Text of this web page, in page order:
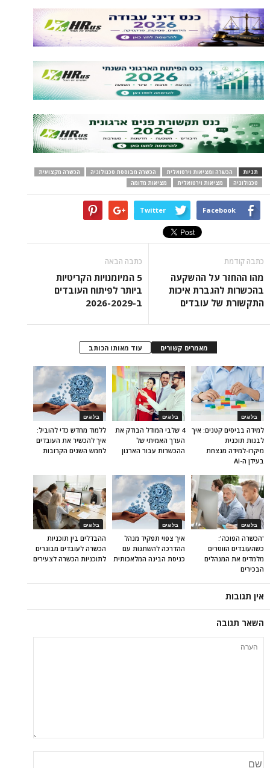
תגיות הכשרה ומציאות וירטואלית הכשרה מבוססת טכנולוגיה
הכשרה מקצועית
טכנולוגיה
מציאות וירטואלית מציאות מדומה
Facebook
Twitter
כתבה קודמת
מהו ההחזר על ההשקעה
בהכשרות להגברת איכות
התקשורת של עובדים
כתבה הבאה
5 המיומנויות הקריטיות
ביותר לפיתוח העובדים
ב-2026-2029
מאמרים קשורים עוד מאותו הכותב
בלוגים
ללמוד מחדש כדי להוביל:
איך להכשיר את העובדים
לחמש השנים הקרובות
בלוגים
4 שלבי המודל הבודק את
הערך האמיתי של
ההכשרות עבור הארגון
בלוגים
למידה בביסים קטנים: איך
לבנות תוכנית
מיקרו-למידה מנצחת
בעידן ה-AI
בלוגים
ההבדלים בין תוכניות
הכשרה לעובדים מבוגרים
לתוכניות הכשרה לצעירים
בלוגים
איך צפוי תפקיד מנהל
ההדרכה להשתנות עם
כניסת הבינה המלאכותית
בלוגים
'הכשרה הפוכה':
כשהעובדים הזוטרים
מלמדים את המנהלים
הבכירים
אין תגובות
השאר תגובה